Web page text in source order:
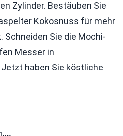
Zylinder. Bestäuben Sie
Kokosnuss für mehr
Schneiden Sie die Mochi-
Messer in
haben Sie köstliche